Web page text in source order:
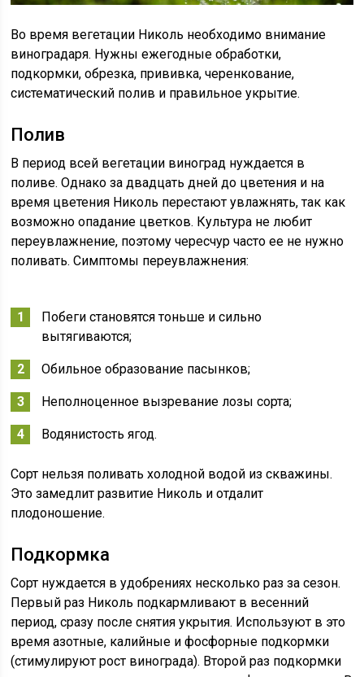
Во время вегетации Николь необходимо внимание
виноградаря. Нужны ежегодные обработки,
подкормки, обрезка, прививка, черенкование,
систематический полив и правильное укрытие.
Полив
В период всей вегетации виноград нуждается в
поливе. Однако за двадцать дней до цветения и на
время цветения Николь перестают увлажнять, так как
возможно опадание цветков. Культура не любит
переувлажнение, поэтому чересчур часто ее не нужно
поливать. Симптомы переувлажнения:
Побеги становятся тоньше и сильно
вытягиваются;
Обильное образование пасынков;
Неполноценное вызревание лозы сорта;
Водянистость ягод.
Сорт нельзя поливать холодной водой из скважины.
Это замедлит развитие Николь и отдалит
плодоношение.
Подкормка
Сорт нуждается в удобрениях несколько раз за сезон.
Первый раз Николь подкармливают в весенний
период, сразу после снятия укрытия. Используют в это
время азотные, калийные и фосфорные подкормки
(стимулируют рост винограда). Второй раз подкормки